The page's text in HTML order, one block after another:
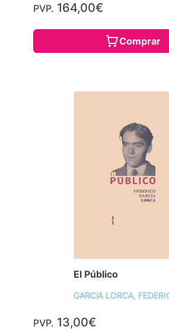
PVP. 164,00€
Comprar
El Público
GARCíA LORCA,
PVP. 13,00€